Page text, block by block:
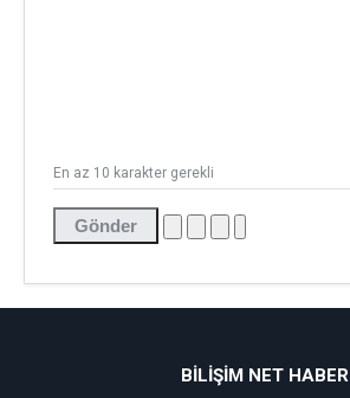
Gönder
En az 10 karakter gerekli
BİLİŞİM NET HABER